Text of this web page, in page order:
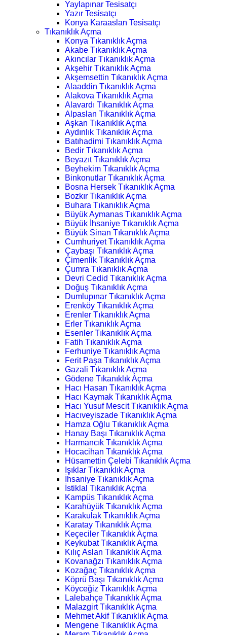
Yaylapınar Tesisatçı
Yazır Tesisatçı
Konya Karaaslan Tesisatçı
Tıkanıklık Açma
Konya Tıkanıklık Açma
Akabe Tıkanıklık Açma
Akıncılar Tıkanıklık Açma
Akşehir Tıkanıklık Açma
Akşemsettin Tıkanıklık Açma
Alaaddin Tıkanıklık Açma
Alakova Tıkanıklık Açma
Alavardı Tıkanıklık Açma
Alpaslan Tıkanıklık Açma
Aşkan Tıkanıklık Açma
Aydınlık Tıkanıklık Açma
Batıhadimi Tıkanıklık Açma
Bedir Tıkanıklık Açma
Beyazıt Tıkanıklık Açma
Beyhekim Tıkanıklık Açma
Binkonutlar Tıkanıklık Açma
Bosna Hersek Tıkanıklık Açma
Bozkır Tıkanıklık Açma
Buhara Tıkanıklık Açma
Büyük Aymanas Tıkanıklık Açma
Büyük İhsaniye Tıkanıklık Açma
Büyük Sinan Tıkanıklık Açma
Cumhuriyet Tıkanıklık Açma
Çaybaşı Tıkanıklık Açma
Çimenlik Tıkanıklık Açma
Çumra Tıkanıklık Açma
Devri Cedid Tıkanıklık Açma
Doğuş Tıkanıklık Açma
Dumlupınar Tıkanıklık Açma
Erenköy Tıkanıklık Açma
Erenler Tıkanıklık Açma
Erler Tıkanıklık Açma
Esenler Tıkanıklık Açma
Fatih Tıkanıklık Açma
Ferhuniye Tıkanıklık Açma
Ferit Paşa Tıkanıklık Açma
Gazali Tıkanıklık Açma
Gödene Tıkanıklık Açma
Hacı Hasan Tıkanıklık Açma
Hacı Kaymak Tıkanıklık Açma
Hacı Yusuf Mescit Tıkanıklık Açma
Hacıveyiszade Tıkanıklık Açma
Hamza Oğlu Tıkanıklık Açma
Hanay Başı Tıkanıklık Açma
Harmancık Tıkanıklık Açma
Hocacihan Tıkanıklık Açma
Hüsamettin Çelebi Tıkanıklık Açma
Işıklar Tıkanıklık Açma
İhsaniye Tıkanıklık Açma
İstiklal Tıkanıklık Açma
Kampüs Tıkanıklık Açma
Karahüyük Tıkanıklık Açma
Karakulak Tıkanıklık Açma
Karatay Tıkanıklık Açma
Keçeciler Tıkanıklık Açma
Keykubat Tıkanıklık Açma
Kılıç Aslan Tıkanıklık Açma
Kovanağzı Tıkanıklık Açma
Kozağaç Tıkanıklık Açma
Köprü Başı Tıkanıklık Açma
Köyceğiz Tıkanıklık Açma
Lalebahçe Tıkanıklık Açma
Malazgirt Tıkanıklık Açma
Mehmet Akif Tıkanıklık Açma
Mengene Tıkanıklık Açma